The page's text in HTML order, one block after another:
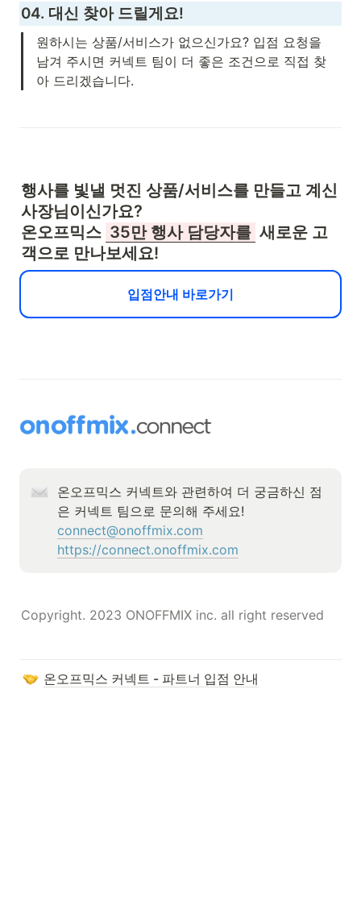
04. 대신 찾아 드릴게요!
원하시는 상품/서비스가 없으신가요? 입점 요청을
남겨 주시면 커넥트 팀이 더 좋은 조건으로 직접 찾
아 드리겠습니다.
행사를 빛낼 멋진 상품/서비스를 만들고 계신
사장님이신가요?
온오프믹스 35만 행사 담당자를 새로운 고
객으로 만나보세요!
입점안내 바로가기
온오프믹스 커넥트와 관련하여 더 궁금하신 점
https://connect.onoffmix.com
Copyright. 2023 ONOFFMIX inc. all right reserved
온오프믹스 커넥트 - 파트너 입점 안내